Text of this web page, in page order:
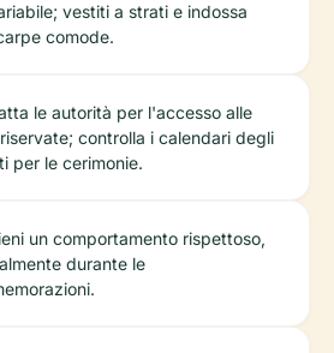
vestiti a strati e indossa
comode.
le autorità per l'accesso alle
controlla i calendari degli
per le cerimonie.
un comportamento rispettoso,
durante le